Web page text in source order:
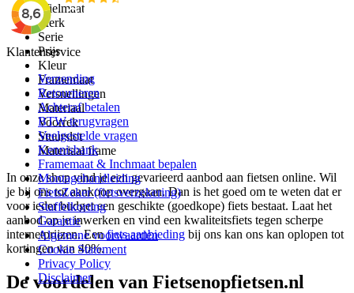
Wielmaat
Merk
Serie
Prijs
Kleur
Framemaat
Versnellingen
Materiaal
Voorrek
Stuurslot
Materiaal frame
In onze shop vind je een gevarieerd aanbod aan fietsen online. Wil
je bij ons tot aankoop overgaan. Dan is het goed om te weten dat er
voor ieder budget een geschikte (goedkope) fiets bestaat. Laat het
aanbod op je inwerken en vind een kwaliteitsfiets tegen scherpe
internetprijzen. Eenfiets aanbieding bij ons kan ons kan oplopen tot
kortingen van 40%.
De voordelen van Fietsenopfietsen.nl
Klantenservice
Verzending
Retourneren
Achteraf betalen
BTW terugvragen
Veelgestelde vragen
Kennisbank
Framemaat & Inchmaat bepalen
Montagehandleiding
FietsZeker (fietsverzekering)
Staffelkorting
Garantie
Algemene voorwaarden
Cookie Statement
Privacy Policy
Disclaimer